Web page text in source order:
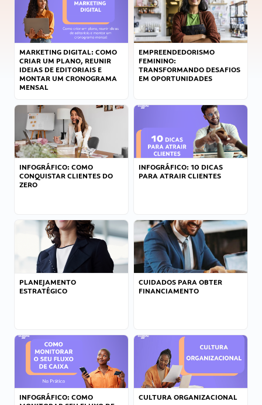
MARKETING DIGITAL: COMO
CRIAR UM PLANO, REUNIR
IDEIAS DE EDITORIAIS E
MONTAR UM CRONOGRAMA
MENSAL
EMPREENDEDORISMO
FEMININO:
TRANSFORMANDO DESAFIOS
EM OPORTUNIDADES
INFOGRÁFICO: COMO
CONQUISTAR CLIENTES DO
ZERO
INFOGRÁFICO: 10 DICAS
PARA ATRAIR CLIENTES
PLANEJAMENTO
ESTRATÉGICO
CUIDADOS PARA OBTER
FINANCIAMENTO
INFOGRÁFICO: COMO
CULTURA ORGANIZACIONAL